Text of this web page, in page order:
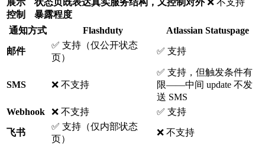
展示
控制
状态页既表达真实服务结构，又控制对外
暴露程度
❌ 不支持
通知方式 Flashduty Atlassian Statuspage
邮件
✅ 支持（仅公开状态
页）
✅ 支持
SMS ❌ 不支持
✅ 支持，但触发条件有
限——中间 update 不发
送 SMS
Webhook
❌ 不支持 ✅ 支持
飞书
✅ 支持（仅内部状态
页）
❌ 不支持